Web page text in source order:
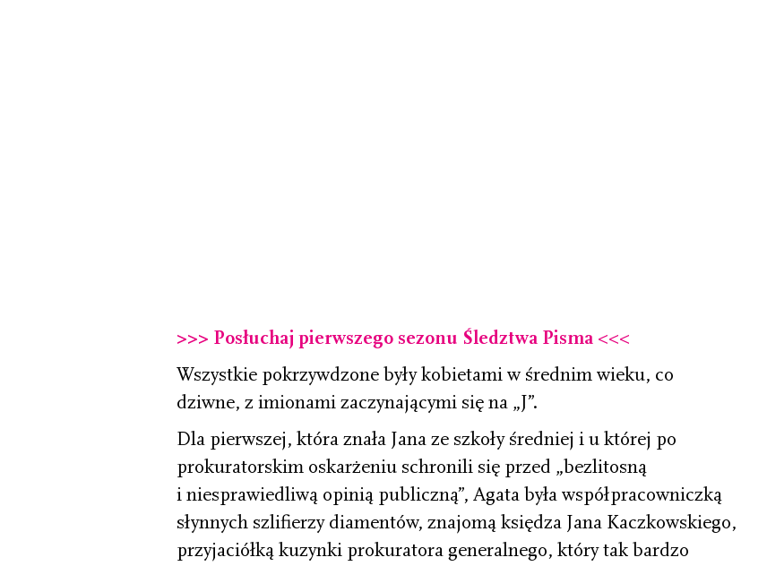
>>> Posłuchaj pierwszego sezonu Śledztwa Pisma<<<
Wszystkie pokrzywdzone były kobietami w średnim wieku, co
dziwne, z imionami zaczynającymi się na „J”.
Dla pierwszej, która znała Jana ze szkoły średniej i u której po
prokuratorskim oskarżeniu schronili się przed „bezlitosną
i niesprawiedliwą opinią publiczną”, Agata była współpracowniczką
słynnych szlifierzy diamentów, znajomą księdza Jana Kaczkowskiego,
przyjaciółką kuzynki prokuratora generalnego, który tak bardzo